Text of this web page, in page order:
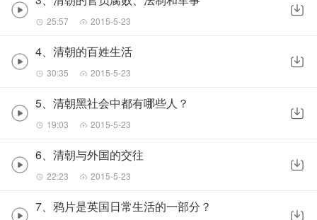
25:57 2015-5-23
4、清朝的百姓生活
30:35 2015-5-23
5、清朝黑社会中都有哪些人？
19:03 2015-5-23
6、清朝与外国的交往
22:23 2015-5-23
7、鸦片是英国日常生活的一部分？